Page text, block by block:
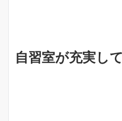
自習室が充実し